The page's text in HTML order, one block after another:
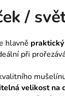
/
hlavně
při
velikost na